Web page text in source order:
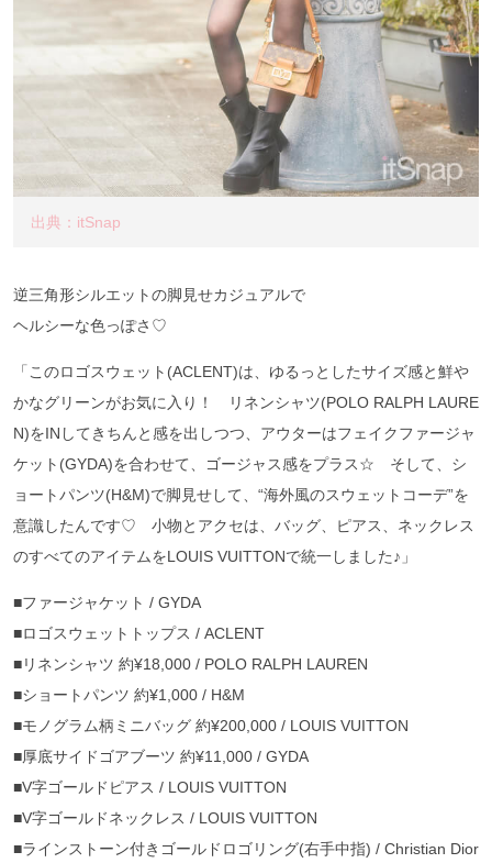
出典：itSnap
逆三角形シルエットの脚見せカジュアルで
ヘルシーな色っぽさ♡
「このロゴスウェット(ACLENT)は、ゆるっとしたサイズ感と鮮や
かなグリーンがお気に入り！ リネンシャツ(POLO RALPH LAURE
N)をINしてきちんと感を出しつつ、アウターはフェイクファージャ
ケット(GYDA)を合わせて、ゴージャス感をプラス☆ そして、シ
ョートパンツ(H&M)で脚見せして、“海外風のスウェットコーデ”を
意識したんです♡ 小物とアクセは、バッグ、ピアス、ネックレス
のすべてのアイテムをLOUIS VUITTONで統一しました♪」
■ファージャケット / GYDA
■ロゴスウェットトップス / ACLENT
■リネンシャツ 約¥18,000 / POLO RALPH LAUREN
■ショートパンツ 約¥1,000 / H&M
■モノグラム柄ミニバッグ 約¥200,000 / LOUIS VUITTON
■厚底サイドゴアブーツ 約¥11,000 / GYDA
■V字ゴールドピアス / LOUIS VUITTON
■V字ゴールドネックレス / LOUIS VUITTON
■ラインストーン付きゴールドロゴリング(右手中指) / Christian Dior